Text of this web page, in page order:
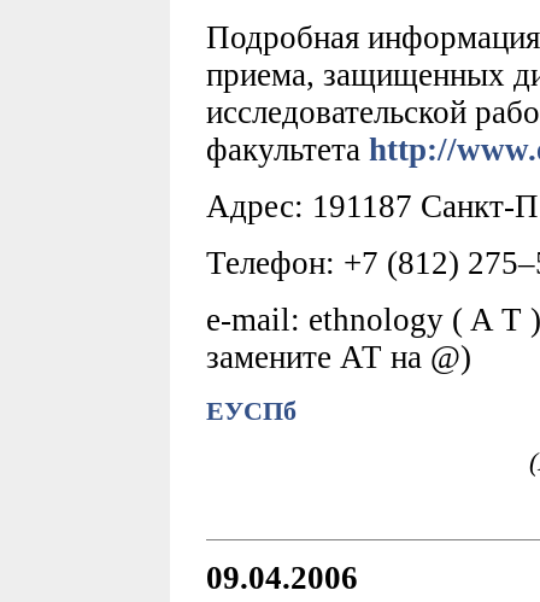
Подробная
приема, защищенных
исследовательской
факультета http://
Адрес: 191187 Санкт-
Телефон: +7 (812)
е-mail: еthnology ( A T
замените АТ на @)
ЕУСПб
09.04.2006